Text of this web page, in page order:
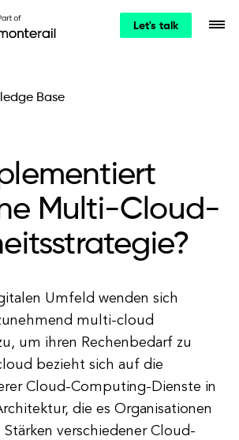
Let's talk
Base
Multi-Cloud-
Umfeld wenden sich
multi-cloud
um ihren Rechenbedarf zu
bezieht sich auf die
Cloud-Computing-Dienste in
die es Organisationen
verschiedener Cloud-